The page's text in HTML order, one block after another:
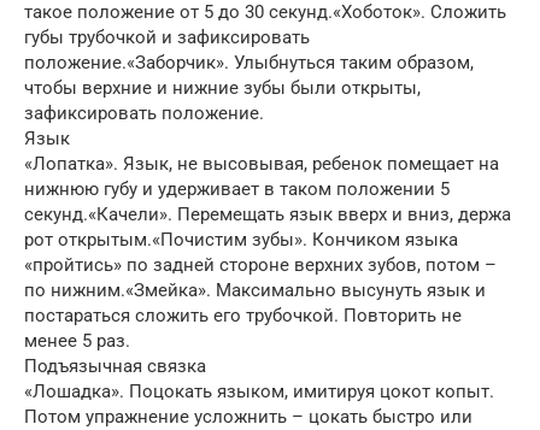
такое положение от 5 до 30 секунд.«Хоботок». Сложить
губы трубочкой и зафиксировать
положение.«Заборчик». Улыбнуться таким образом,
чтобы верхние и нижние зубы были открыты,
зафиксировать положение.
Язык
«Лопатка». Язык, не высовывая, ребенок помещает на
нижнюю губу и удерживает в таком положении 5
секунд.«Качели». Перемещать язык вверх и вниз, держа
рот открытым.«Почистим зубы». Кончиком языка
«пройтись» по задней стороне верхних зубов, потом –
по нижним.«Змейка». Максимально высунуть язык и
постараться сложить его трубочкой. Повторить не
менее 5 раз.
Подъязычная связка
«Лошадка». Поцокать языком, имитируя цокот копыт.
Потом упражнение усложнить – цокать быстро или